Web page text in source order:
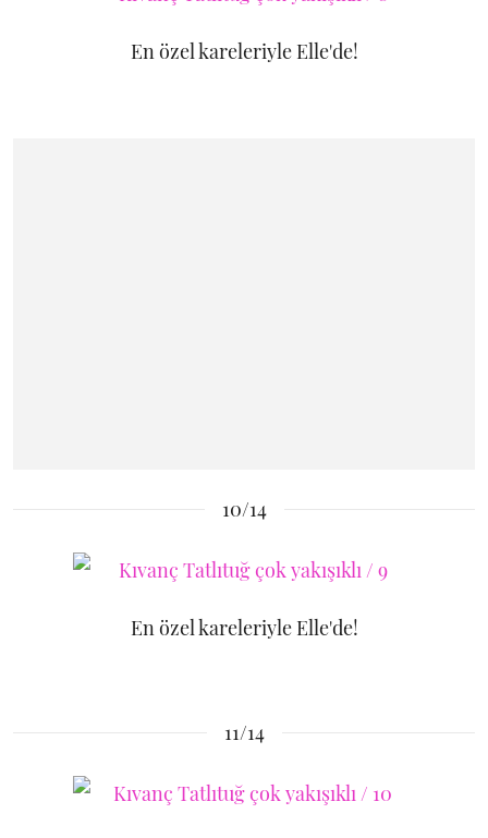
En özel kareleriyle Elle'de!
10/14
En özel kareleriyle Elle'de!
11/14